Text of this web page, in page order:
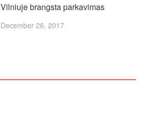
Vilniuje brangsta parkavimas
December 26, 2017